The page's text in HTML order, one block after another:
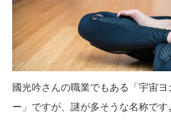
國光吟さんの職業でもある「宇宙ヨ
ー」ですが、謎が多そうな名称です